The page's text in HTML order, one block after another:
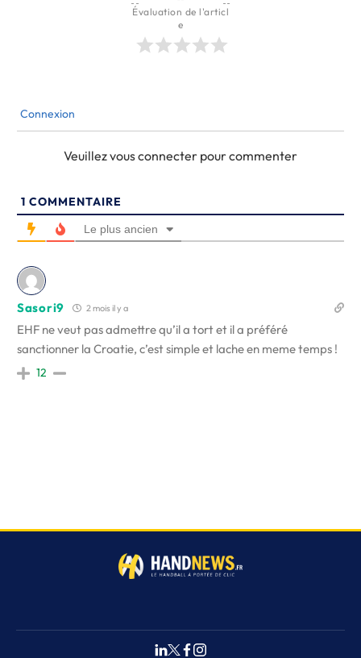
Évaluation de l'articl
e
Connexion
Veuillez vous connecter pour commenter
1 COMMENTAIRE
Le plus ancien
Sasori9 2 mois il y a
EHF ne veut pas admettre qu’il a tort et il a préféré
sanctionner la Croatie, c’est simple et lache en meme temps !
12